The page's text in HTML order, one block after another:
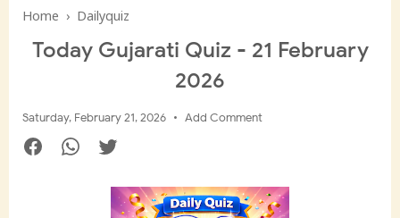
Home › Dailyquiz
Today Gujarati Quiz - 21 February
2026
Saturday, February 21, 2026 Add Comment